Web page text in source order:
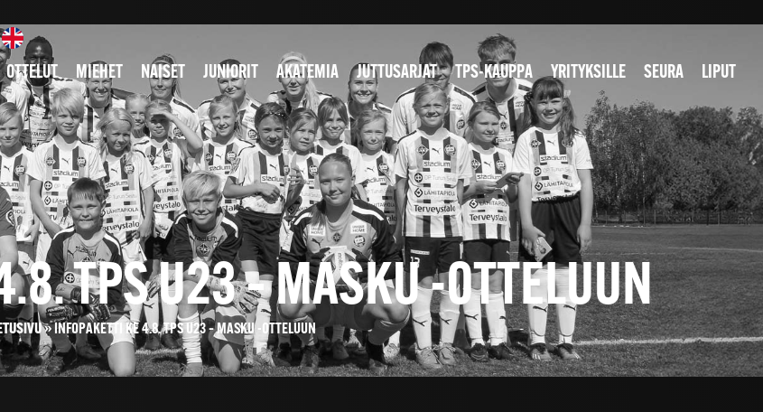
OTTELUT MIEHET NAISET JUNIORIT AKATEMIA JUTTUSARJAT TPS-KAUPPA YRITYKSILLE SEURA LIPUT
TPS U23 – MASKU -OTTELUUN
ETUSIVU»INFOPAKETTI KE 4.8. TPS U23 – MASKU -OTTELUUN